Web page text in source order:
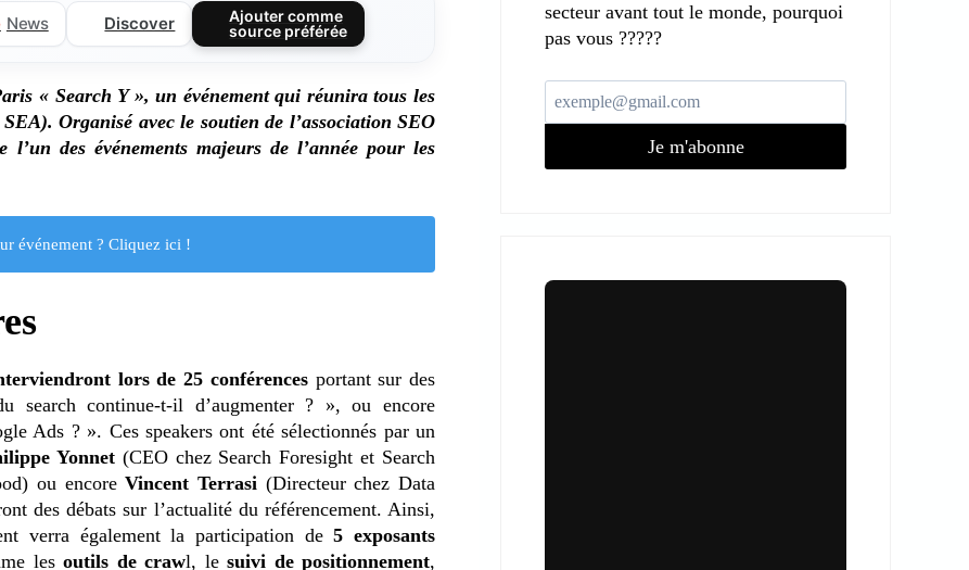
News Discover
Ajouter comme
source préférée
« Search Y », un événement qui réunira tous les
Organisé avec le soutien de l’association SEO
des événements majeurs de l’année pour les
événement ? Cliquez ici !
lors de 25 conférencesportant sur des
continue-t-il d’augmenter ? », ou encore
Ads ? ». Ces speakers ont été sélectionnés par un
Yonnet(CEO chez Search Foresight et Search
ou encoreVincent Terrasi (Directeur chez Data
des débats sur l’actualité du référencement. Ainsi,
verra également la participation de5 exposants
les outils de crawl, le suivi de positionnement,
secteur avant tout le monde, pourquoi
pas vous ?????
Je m'abonne